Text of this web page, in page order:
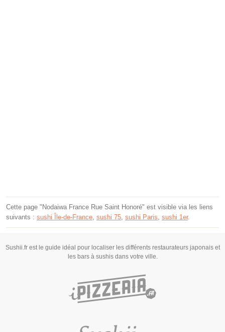
Cette page "Nodaiwa France Rue Saint Honoré" est visible via les liens
suivants : sushi Île-de-France, sushi 75, sushi Paris, sushi 1er.
Sushii.fr est le guide idéal pour localiser les différents restaurateurs japonais et
les bars à sushis dans votre ville.